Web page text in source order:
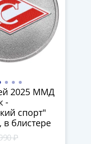
2025 ММД
-
спорт"
в блистере
₽